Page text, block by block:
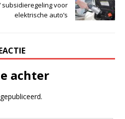
subsidieregeling voor
elektrische auto’s
achter